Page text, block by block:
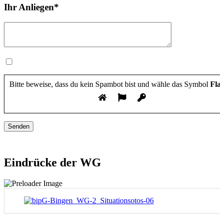
Ihr Anliegen*
Bitte beweise, dass du kein Spambot bist und wähle das Symbol
Eindrücke der WG